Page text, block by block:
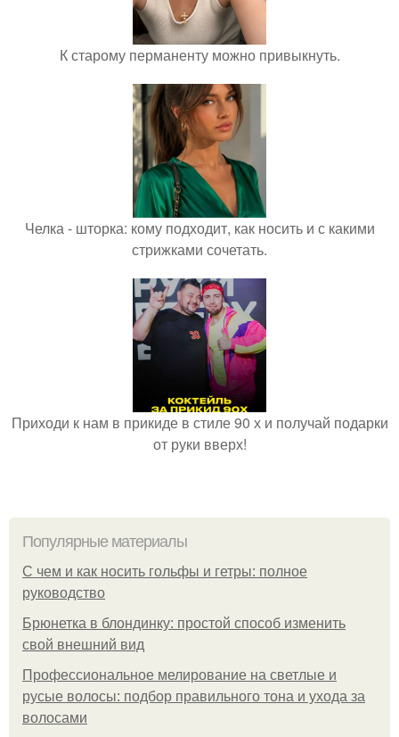
К старому перманенту можно привыкнуть.
Челка - шторка: кому подходит, как носить и с какими
стрижками сочетать.
Приходи к нам в прикиде в стиле 90 х и получай подарки
от руки вверх!
Популярные материалы
С чем и как носить гольфы и гетры: полное
руководство
Брюнетка в блондинку: простой способ изменить
свой внешний вид
Профессиональное мелирование на светлые и
русые волосы: подбор правильного тона и ухода за
волосами